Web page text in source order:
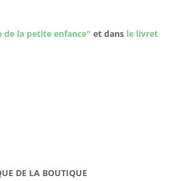
la petite enfance" et dans le livret
DE LA BOUTIQUE